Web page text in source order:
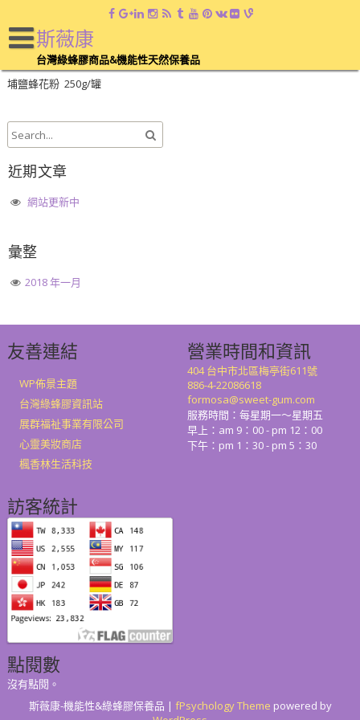
斯薇康
台灣綠蜂膠商品&機能性天然保養品
蜜蜂產品
台灣綠蜂膠滴液 30ml/瓶
埔鹽蜂花粉 250g/罐
近期文章
網站更新中
彙整
2018 年一月
友善連結
WP佈景主題
台灣綠蜂膠資訊站
展群福祉事業有限公司
心靈美妝商店
楓香林生活科技
營業時間和資訊
404 台中市北區梅亭街611號
886-4-22086618
formosa@sweet-gum.com
服務時間：每星期一～星期五
早上：am 9：00 - pm 12：00
下午：pm 1：30 - pm 5：30
訪客統計
點閱數
沒有點閱。
斯薇康-機能性&綠蜂膠保養品 | fPsychology Theme powered by